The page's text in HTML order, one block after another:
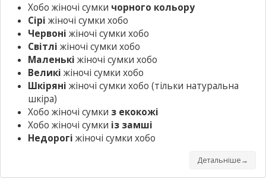
Хобо жіночі сумки чорного кольору
Сірі жіночі сумки хобо
Червоні жіночі сумки хобо
Світлі жіночі сумки хобо
Маленькі жіночі сумки хобо
Великі жіночі сумки хобо
Шкіряні жіночі сумки хобо (тільки натуральна
шкіра)
Хобо жіночі сумки з екокожі
Хобо жіночі сумки із замші
Недорогі жіночі сумки хобо
Детальніше→